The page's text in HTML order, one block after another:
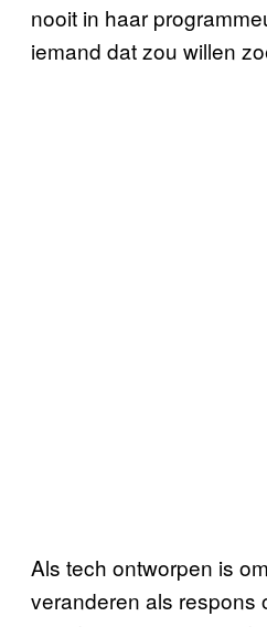
nooit in haar
iemand dat zou willen
Als tech ontworpen is
veranderen als respons